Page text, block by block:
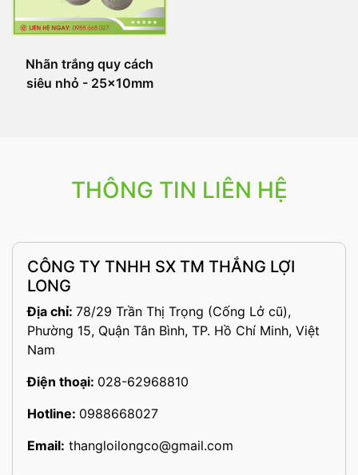
Nhãn trắng quy cách
siêu nhỏ - 25x10mm
THÔNG TIN LIÊN HỆ
CÔNG TY TNHH SX TM THẮNG LỢI
LONG
Địa chỉ: 78/29 Trần Thị Trọng (Cống Lở cũ),
Phường 15, Quận Tân Bình, TP. Hồ Chí Minh, Việt
Nam
Điện thoại: 028-62968810
Hotline: 0988668027
Email: thangloilongco@gmail.com